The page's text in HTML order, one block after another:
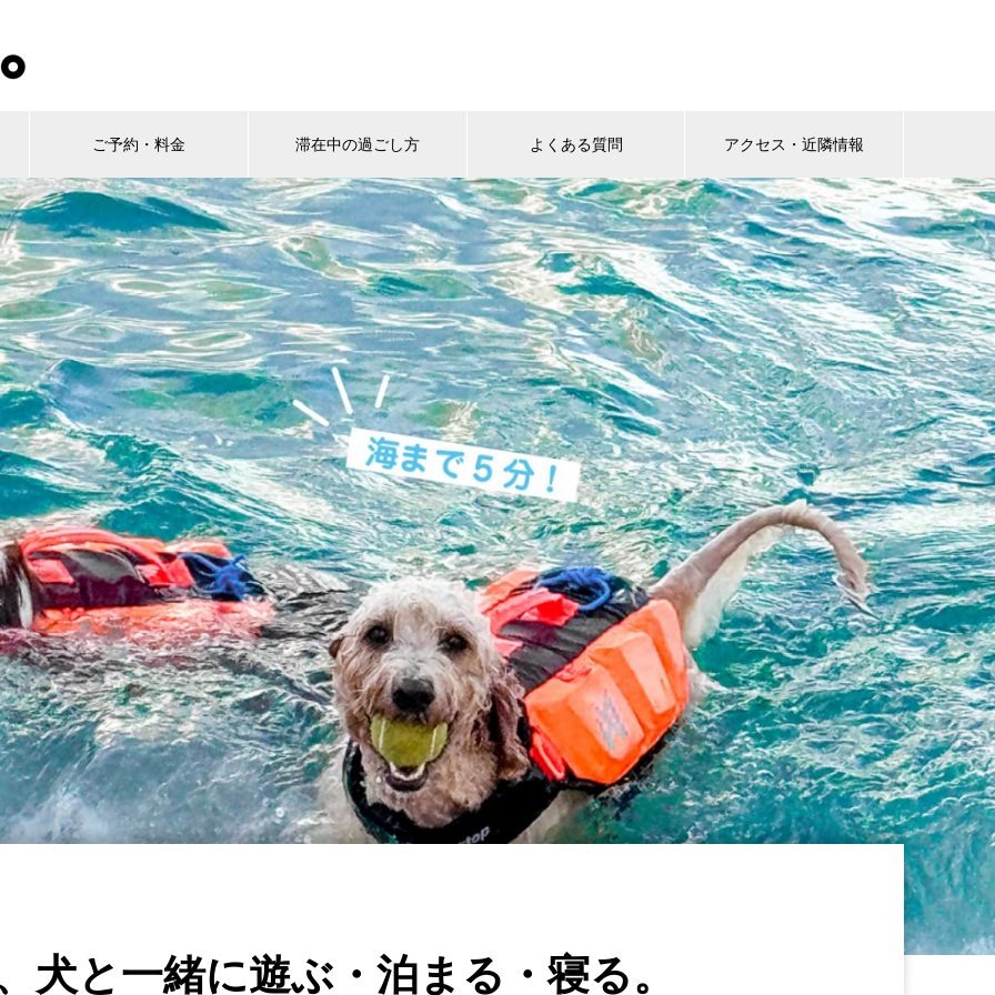
ご予約・料金 滞在中の過ごし方 よくある質問 アクセス・近隣情報
犬と一緒に遊ぶ・泊まる・寝る。